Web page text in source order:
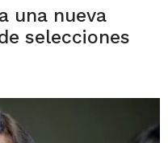
una nueva
selecciones